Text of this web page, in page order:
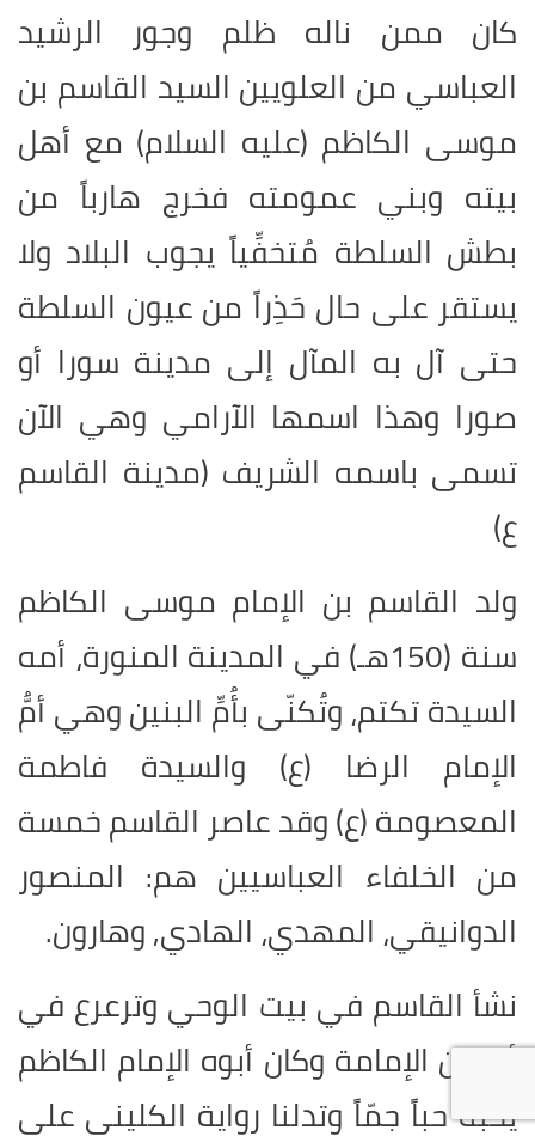
كان ممن ناله ظلم وجور الرشيد
العباسي من العلويين السيد القاسم بن
موسى الكاظم (عليه السلام) مع أهل
بيته وبني عمومته فخرج هارباً من
بطش السلطة مُتخفِّياً يجوب البلاد ولا
يستقر على حال حَذِراً من عيون السلطة
حتى آل به المآل إلى مدينة سورا أو
صورا وهذا اسمها الآرامي وهي الآن
تسمى باسمه الشريف (مدينة القاسم
ع)
ولد القاسم بن الإمام موسى الكاظم
سنة (150هـ) في المدينة المنورة، أمه
السيدة تكتم، وتُكنّى بأُمِّ البنين وهي أمُّ
الإمام الرضا (ع) والسيدة فاطمة
المعصومة (ع) وقد عاصر القاسم خمسة
من الخلفاء العباسيين هم: المنصور
الدوانيقي، المهدي، الهادي, وهارون.
نشأ القاسم في بيت الوحي وترعرع في
أحضان الإمامة وكان أبوه الإمام الكاظم
يحبه حباً جمّاً وتدلنا رواية الكليني على